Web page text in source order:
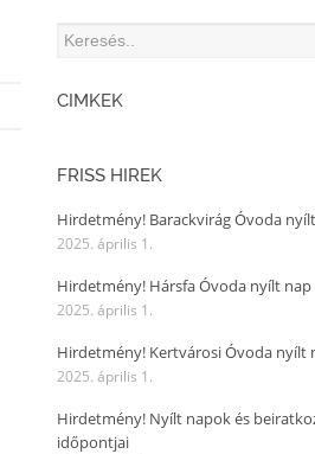
CÍMKÉK
FRISS HÍREK
Hirdetmény! Barackvirág Óvoda
2025. április 1.
Hirdetmény! Hársfa Óvoda nyílt nap
2025. április 1.
Hirdetmény! Kertvárosi Óvoda nyílt
2025. április 1.
Hirdetmény! Nyílt napok és
időpontjai